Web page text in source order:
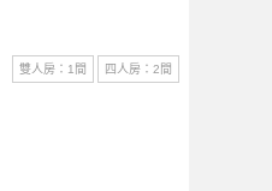
雙人房：1間 四人房：2間